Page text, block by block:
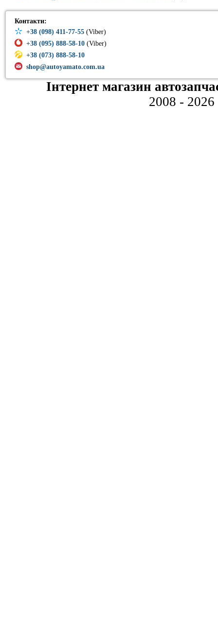
Контакти:
+38 (098) 411-77-55 (Viber)
+38 (095) 888-58-10 (Viber)
+38 (073) 888-58-10
shop@autoyamato.com.ua
Інтернет магазин
2008 - 2026